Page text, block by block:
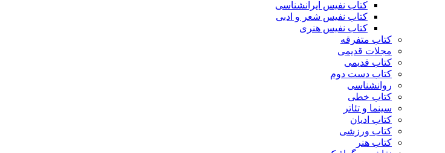
کتاب نفیس ایرانشناسی
کتاب نفیس شعر و ادبی
کتاب نفیس هنری
کتاب متفرقه
مجلات قدیمی
کتاب قدیمی
کتاب دست دوم
روانشناسی
کتاب خطی
سینما و تئاتر
کتاب ادیان
کتاب ورزشی
کتاب هنر